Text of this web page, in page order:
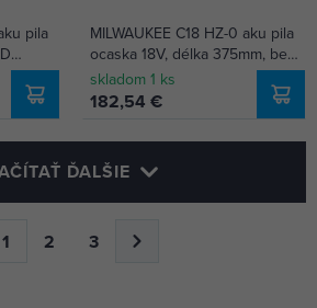
pila
MILWAUKEE C18 HZ-0 aku pila
ocaska 18V, délka 375mm, bez
baterie
skladom 1 ks
182,54 €
ĎALŠIE
1 2 3